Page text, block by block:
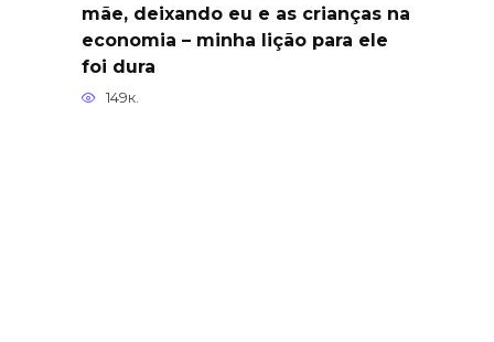
mãe, deixando eu e as crianças na
economia – minha lição para ele
foi dura
149к.